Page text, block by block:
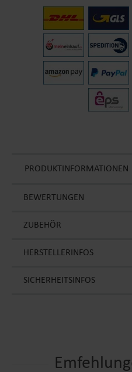
PRODUKTINFORMATIONEN
BEWERTUNGEN
ZUBEHÖR
HERSTELLERINFOS
SICHERHEITSINFOS